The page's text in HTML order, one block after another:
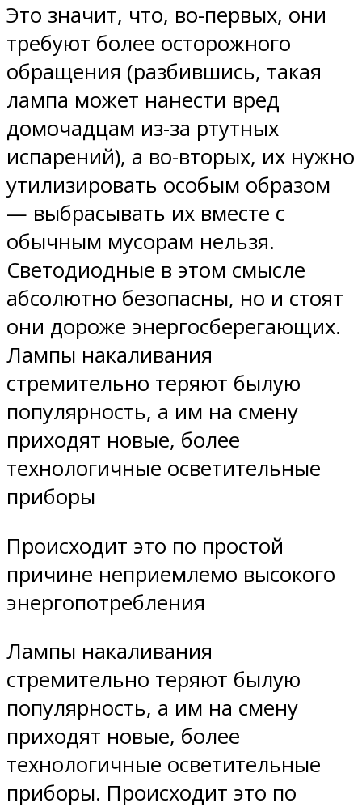
Это значит, что, во-первых, они
требуют более осторожного
обращения (разбившись, такая
лампа может нанести вред
домочадцам из-за ртутных
испарений), а во-вторых, их нужно
утилизировать особым образом
— выбрасывать их вместе с
обычным мусорам нельзя.
Светодиодные в этом смысле
абсолютно безопасны, но и стоят
они дороже энергосберегающих.
Лампы накаливания
стремительно теряют былую
популярность, а им на смену
приходят новые, более
технологичные осветительные
приборы
Происходит это по простой
причине неприемлемо высокого
энергопотребления
Лампы накаливания
стремительно теряют былую
популярность, а им на смену
приходят новые, более
технологичные осветительные
приборы. Происходит это по